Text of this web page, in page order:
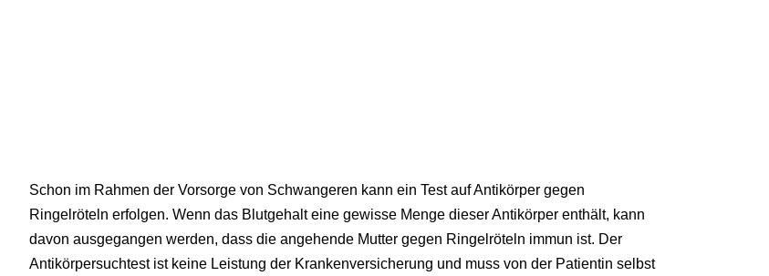
Schon im Rahmen der Vorsorge von Schwangeren kann ein Test auf Antikörper gegen
Ringelröteln erfolgen. Wenn das Blutgehalt eine gewisse Menge dieser Antikörper enthält, kann
davon ausgegangen werden, dass die angehende Mutter gegen Ringelröteln immun ist. Der
Antikörpersuchtest ist keine Leistung der Krankenversicherung und muss von der Patientin selbst